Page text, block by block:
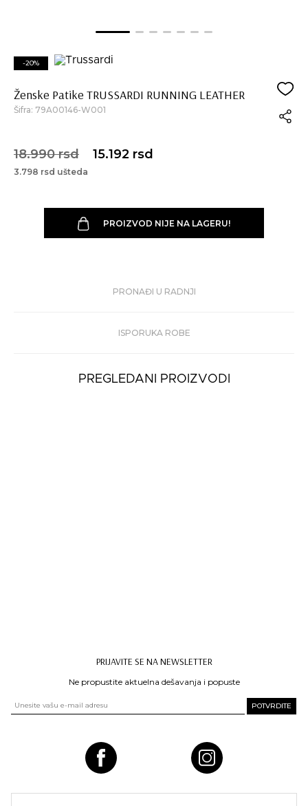
-20%
Ženske Patike TRUSSARDI RUNNING LEATHER
Šifra: 79A00146-W001
18.990 rsd 15.192 rsd
3.798 rsd ušteda
PROIZVOD NIJE NA LAGERU!
PRONAĐI U RADNJI
ISPORUKA ROBE
PREGLEDANI PROIZVODI
PRIJAVITE SE NA NEWSLETTER
Ne propustite aktuelna dešavanja i popuste